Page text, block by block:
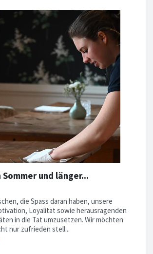
und länger...
die Spass daran haben, unsere
Loyalität sowie herausragenden
in die Tat umzusetzen. Wir möchten
nur zufrieden stell...